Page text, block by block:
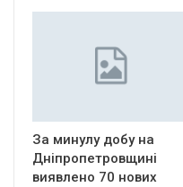
За минулу добу на
Дніпропетровщині
виявлено 70 нових